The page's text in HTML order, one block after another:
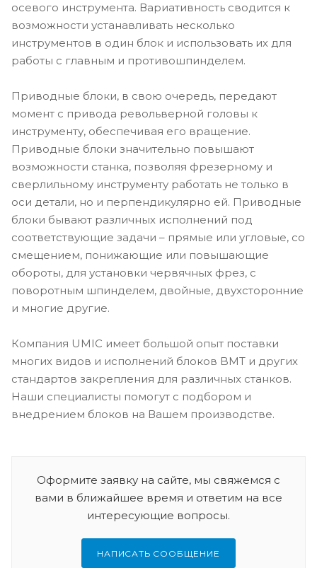
осевого инструмента. Вариативность сводится к
возможности устанавливать несколько
инструментов в один блок и использовать их для
работы с главным и противошпинделем.
Приводные блоки, в свою очередь, передают
момент с привода револьверной головы к
инструменту, обеспечивая его вращение.
Приводные блоки значительно повышают
возможности станка, позволяя фрезерному и
сверлильному инструменту работать не только в
оси детали, но и перпендикулярно ей. Приводные
блоки бывают различных исполнений под
соответствующие задачи – прямые или угловые, со
смещением, понижающие или повышающие
обороты, для установки червячных фрез, с
поворотным шпинделем, двойные, двухсторонние
и многие другие.
Компания UMIC имеет большой опыт поставки
многих видов и исполнений блоков BMT и других
стандартов закрепления для различных станков.
Наши специалисты помогут с подбором и
внедрением блоков на Вашем производстве.
Оформите заявку на сайте, мы свяжемся с
вами в ближайшее время и ответим на все
интересующие вопросы.
НАПИСАТЬ СООБЩЕНИЕ